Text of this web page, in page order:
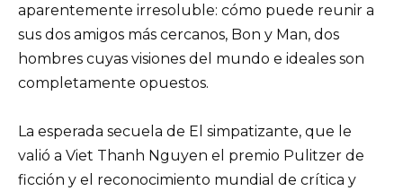
aparentemente irresoluble: cómo puede reunir a
sus dos amigos más cercanos, Bon y Man, dos
hombres cuyas visiones del mundo e ideales son
completamente opuestos.
La esperada secuela de El simpatizante, que le
valió a Viet Thanh Nguyen el premio Pulitzer de
ficción y el reconocimiento mundial de crítica y